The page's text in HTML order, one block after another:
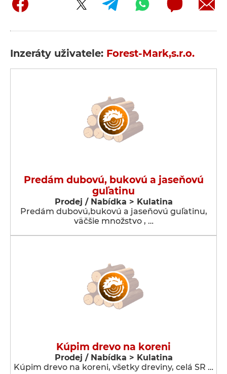
Inzeráty uživatele: Forest-Mark,s.r.o.
Predám dubovú, bukovú a jaseňovú
guľatinu
Prodej / Nabídka > Kulatina
Predám dubovú,bukovú a jaseňovú guľatinu,
väčšie množstvo , …
Kúpim drevo na koreni
Prodej / Nabídka > Kulatina
Kúpim drevo na koreni, všetky dreviny, celá SR …